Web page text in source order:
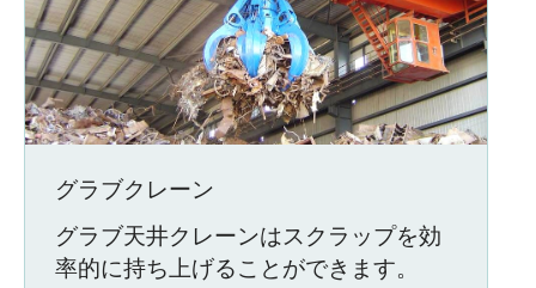
グラブクレーン
グラブ天井クレーンはスクラップを効
率的に持ち上げることができます。